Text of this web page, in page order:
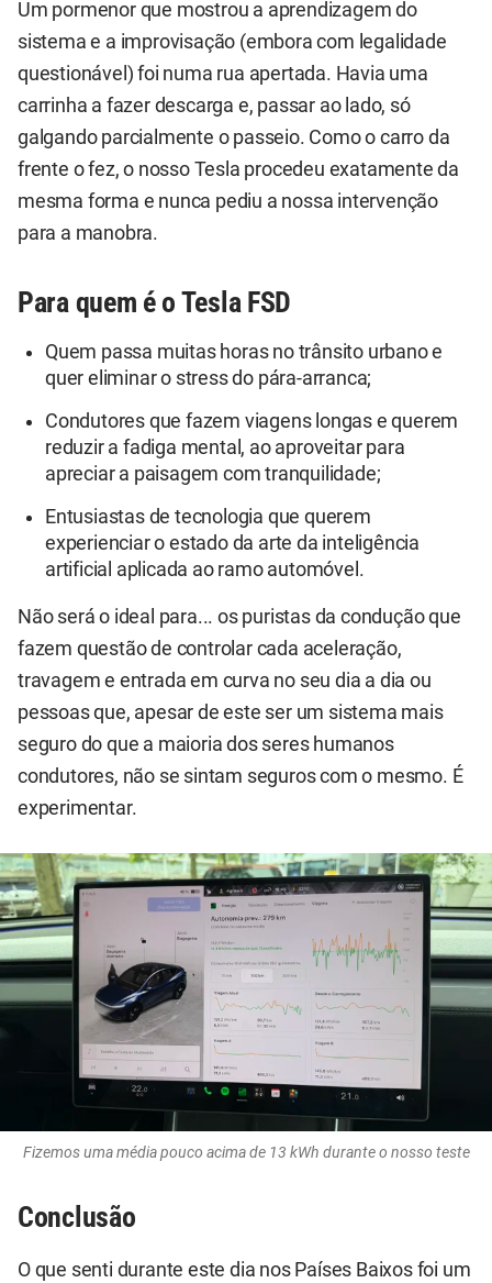
Um pormenor que mostrou a aprendizagem do
sistema e a improvisação (embora com legalidade
questionável) foi numa rua apertada. Havia uma
carrinha a fazer descarga e, passar ao lado, só
galgando parcialmente o passeio. Como o carro da
frente o fez, o nosso Tesla procedeu exatamente da
mesma forma e nunca pediu a nossa intervenção
para a manobra.
Para quem é o Tesla FSD
Quem passa muitas horas no trânsito urbano e
quer eliminar o stress do pára-arranca;
Condutores que fazem viagens longas e querem
reduzir a fadiga mental, ao aproveitar para
apreciar a paisagem com tranquilidade;
Entusiastas de tecnologia que querem
experienciar o estado da arte da inteligência
artificial aplicada ao ramo automóvel.
Não será o ideal para... os puristas da condução que
fazem questão de controlar cada aceleração,
travagem e entrada em curva no seu dia a dia ou
pessoas que, apesar de este ser um sistema mais
seguro do que a maioria dos seres humanos
condutores, não se sintam seguros com o mesmo. É
experimentar.
Fizemos uma média pouco acima de 13 kWh durante o nosso teste
Conclusão
O que senti durante este dia nos Países Baixos foi um